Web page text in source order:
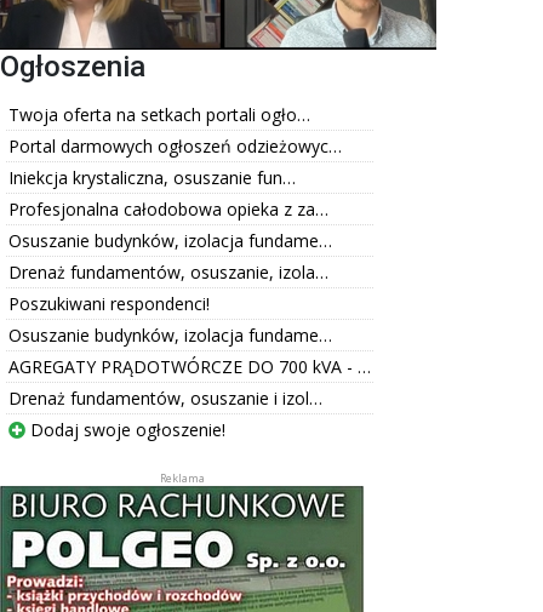
Ogłoszenia
Twoja oferta na setkach portali ogło…
Portal darmowych ogłoszeń odzieżowyc…
Iniekcja krystaliczna, osuszanie fun…
Profesjonalna całodobowa opieka z za…
Osuszanie budynków, izolacja fundame…
Drenaż fundamentów, osuszanie, izola…
Poszukiwani respondenci!
Osuszanie budynków, izolacja fundame…
AGREGATY PRĄDOTWÓRCZE DO 700 kVA - …
Drenaż fundamentów, osuszanie i izol…
Dodaj swoje ogłoszenie!